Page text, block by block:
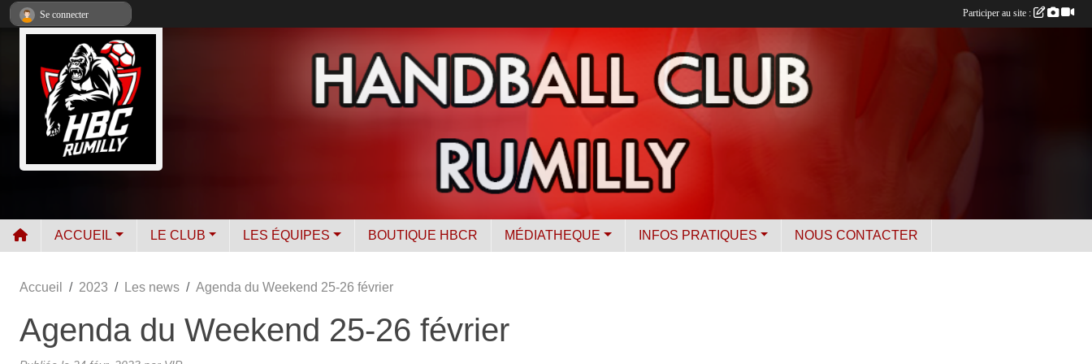
ACCUEIL LE CLUB LES ÉQUIPES BOUTIQUE HBCR MÉDIATHEQUE INFOS PRATIQUES NOUS CONTACTER
Accueil 2023 Les news Agenda du Weekend 25-26 février
Agenda du Weekend 25-26 février
Se connecter Participer au site :
Panneau de gestion des cookies